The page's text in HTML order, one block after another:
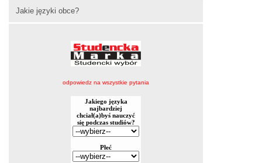
Jakie języki obce?
odpowiedz na wszystkie pytania